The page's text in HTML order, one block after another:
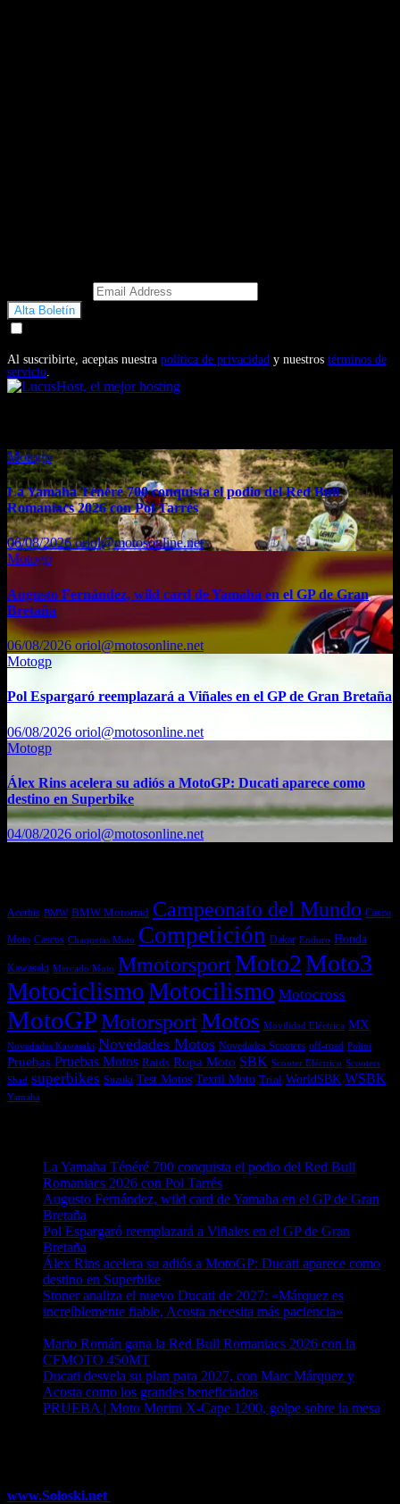
Al suscribirte, aceptas nuestra política de privacidad y nuestros términos de
servicio.
Motogp
La Yamaha Ténéré 700 conquista el podio del Red Bull
Romaniacs 2026 con Pol Tarrés
06/08/2026oriol@motosonline.net
Motogp
Augusto Fernández, wild card de Yamaha en el GP de Gran
Bretaña
06/08/2026 oriol@motosonline.net
Motogp
Pol Espargaró reemplazará a Viñales en el GP de Gran Bretaña
06/08/2026 oriol@motosonline.net
Motogp
Álex Rins acelera su adiós a MotoGP: Ducati aparece como
destino en Superbike
04/08/2026 oriol@motosonline.net
Acerbis BMW BMW Motorrad Campeonato del Mundo Casco
Moto Cascos Chaquetas Moto Competición Dakar Enduro Honda
Kawasaki Mercado Moto MmotorsportMoto2Moto3
MotociclismoMotocilismo Motocross
MotoGPMotorsportMotos Movilidad Eléctrica MX
Novedades Kawasaki Novedades Motos Novedades Scooters off-road Polini
Pruebas Pruebas Motos Raids Ropa Moto SBK Scooter Eléctrico Scooters
Shad superbikes Suzuki Test Motos Textil Moto Trial WorldSBK WSBK
Yamaha
La Yamaha Ténéré 700 conquista el podio del Red Bull
Romaniacs 2026 con Pol Tarrés
Augusto Fernández, wild card de Yamaha en el GP de Gran
Bretaña
Pol Espargaró reemplazará a Viñales en el GP de Gran
Bretaña
Álex Rins acelera su adiós a MotoGP: Ducati aparece como
destino en Superbike
Stoner analiza el nuevo Ducati de 2027: «Márquez es
increíblemente fiable, Acosta necesita más paciencia»
Mario Román gana la Red Bull Romaniacs 2026 con la
CFMOTO 450MT
Ducati desvela su plan para 2027, con Marc Márquez y
Acosta como los grandes beneficiados
PRUEBA | Moto Morini X-Cape 1200, golpe sobre la mesa
www.Soloski.net